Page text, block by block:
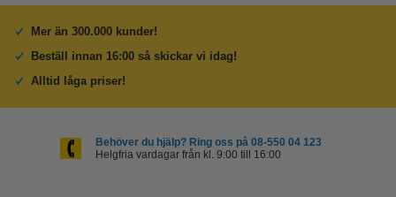
Mer än 300.000 kunder!
Beställ innan 16:00 så skickar vi idag!
Alltid låga priser!
Behöver du hjälp? Ring oss på 08-550 04 123
Helgfria vardagar från kl. 9:00 till 16:00